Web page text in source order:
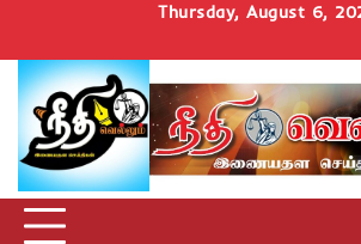
content
Thursday, August 6,
Homeசெய்திகள்
தமிழ்நாடுஅரசியல்